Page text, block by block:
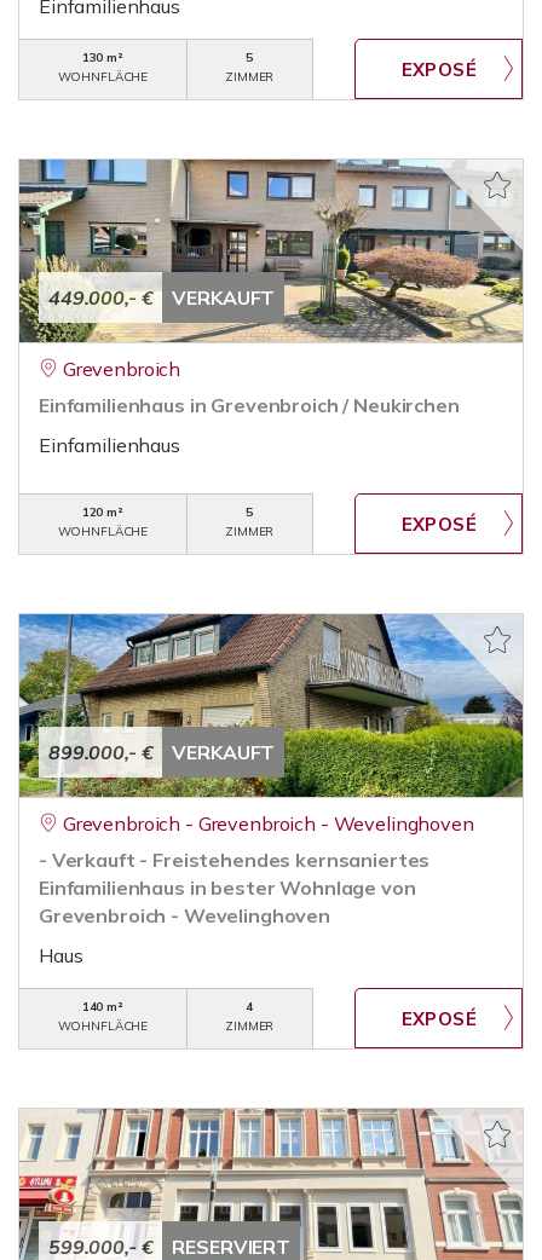
Einfamilienhaus
130 m²
WOHNFLÄCHE
5
ZIMMER
449.000,- € VERKAUFT
Grevenbroich
Einfamilienhaus in Grevenbroich / Neukirchen
Einfamilienhaus
120 m²
WOHNFLÄCHE
5
ZIMMER
899.000,- € VERKAUFT
Grevenbroich - Grevenbroich - Wevelinghoven
- Verkauft - Freistehendes kernsaniertes
Einfamilienhaus in bester Wohnlage von
Grevenbroich - Wevelinghoven
Haus
140 m²
WOHNFLÄCHE
4
ZIMMER
599.000,- € RESERVIERT